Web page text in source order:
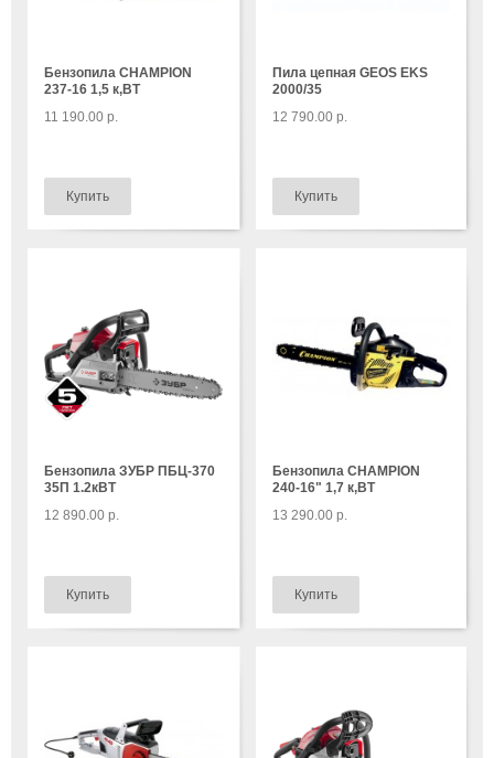
Бензопила CHAMPION
237-16 1,5 к,ВТ
11 190.00 р.
Пила цепная GEOS EKS
2000/35
12 790.00 р.
Бензопила ЗУБР ПБЦ-370
35П 1.2кВТ
12 890.00 р.
Бензопила CHAMPION
240-16" 1,7 к,ВТ
13 290.00 р.